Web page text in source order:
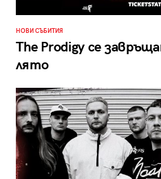
НОВИ СЪБИТИЯ
The Prodigy се
лято